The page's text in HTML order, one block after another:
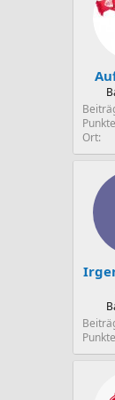
Punkte
Ort
Punkte